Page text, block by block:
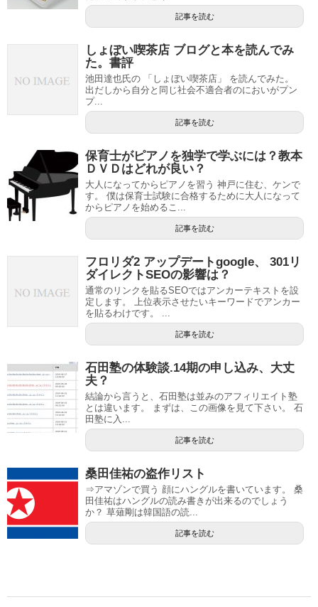
記事を読む
しょぼい喫茶店 ブログと本を読んでみ
た。書評
池田達也氏の 「しょぼい喫茶店」 を読んでみた。
出だしから自分と同じ社会不適合者のにおいがプン
プ...
記事を読む
保育士がピアノを独学で学ぶには？教本
ＤＶＤはどれが良い？
大人になってからピアノを習う 神戸に住む、ケンで
す。 僕は保育士試験に合格するために大人になって
からピアノを始めるこ...
記事を読む
フロリダ2 アップデートgoogle、 301リ
ダイレクトSEOの影響は？
通常のリンクを貼るSEOではアンカーテキストを設
定します。 上位表示させたいキーワードでアンカー
を貼るわけです。 ...
記事を読む
石田塾の体験談.14期の申し込み、大丈
夫？
結論から言うと、石田塾は並みのアフィリエイト塾
とは違います。 まずは、この画像を見て下さい。 石
田塾に入...
記事を読む
桑田佳祐の盗作リスト
⇒アマゾンで買う 顔にハングルを書いています。 桑
田佳祐はハングルの読み書きが出来るのでしょう
か？ 草薙剛は韓国語の読...
記事を読む